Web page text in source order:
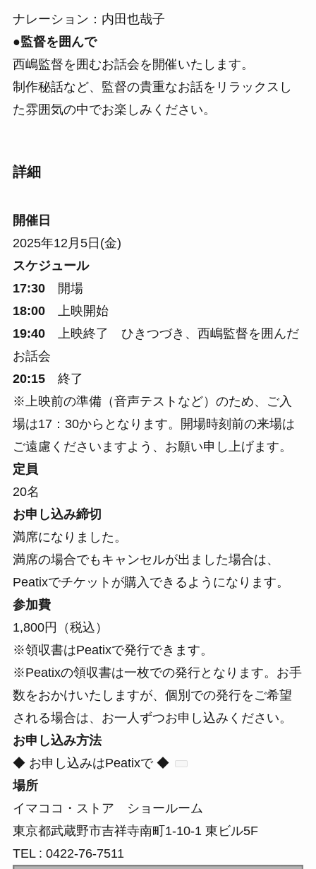
ナレーション：内田也哉子
●監督を囲んで
西嶋監督を囲むお話会を開催いたします。
制作秘話など、監督の貴重なお話をリラックスし
た雰囲気の中でお楽しみください。
詳細
開催日
2025年12月5日(金)
スケジュール
17:30開場
18:00上映開始
19:40上映終了 ひきつづき、西嶋監督を囲んだ
お話会
20:15終了
※上映前の準備（音声テストなど）のため、
ご入
場は17：30から となります。開場時刻前の来場は
ご遠慮くださいますよう、お願い申し上げます。
定員
20名
お申し込み締切
満席になりました。
満席の場合でもキャンセルが出ました場合は、
Peatixでチケットが購入できるようになります。
参加費
1,800円（税込）
※領収書はPeatixで発行できます。
※Peatixの領収書は一枚での発行となります。お手
数をおかけいたしますが、個別での発行をご希望
される場合は、お一人ずつお申し込みください。
お申し込み方法
◆ お申し込みはPeatixで ◆
場所
イマココ・ストア ショールーム
東京都武蔵野市吉祥寺南町1-10-1 東ビル5F
TEL : 0422-76-7511